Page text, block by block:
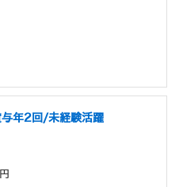
年2回/未経験活躍